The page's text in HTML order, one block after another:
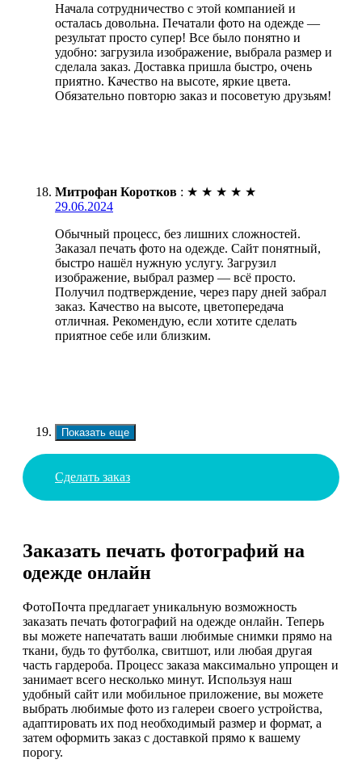
Начала сотрудничество с этой компанией и
осталась довольна. Печатали фото на одежде —
результат просто супер! Все было понятно и
удобно: загрузила изображение, выбрала размер и
сделала заказ. Доставка пришла быстро, очень
приятно. Качество на высоте, яркие цвета.
Обязательно повторю заказ и посоветую друзьям!
Митрофан Коротков : ★ ★ ★ ★ ★
29.06.2024
Обычный процесс, без лишних сложностей.
Заказал печать фото на одежде. Сайт понятный,
быстро нашёл нужную услугу. Загрузил
изображение, выбрал размер — всё просто.
Получил подтверждение, через пару дней забрал
заказ. Качество на высоте, цветопередача
отличная. Рекомендую, если хотите сделать
приятное себе или близким.
Показать еще
Сделать заказ
Заказать печать фотографий на
одежде онлайн
ФотоПочта предлагает уникальную возможность
заказать печать фотографий на одежде онлайн. Теперь
вы можете напечатать ваши любимые снимки прямо на
ткани, будь то футболка, свитшот, или любая другая
часть гардероба. Процесс заказа максимально упрощен и
занимает всего несколько минут. Используя наш
удобный сайт или мобильное приложение, вы можете
выбрать любимые фото из галереи своего устройства,
адаптировать их под необходимый размер и формат, а
затем оформить заказ с доставкой прямо к вашему
порогу.